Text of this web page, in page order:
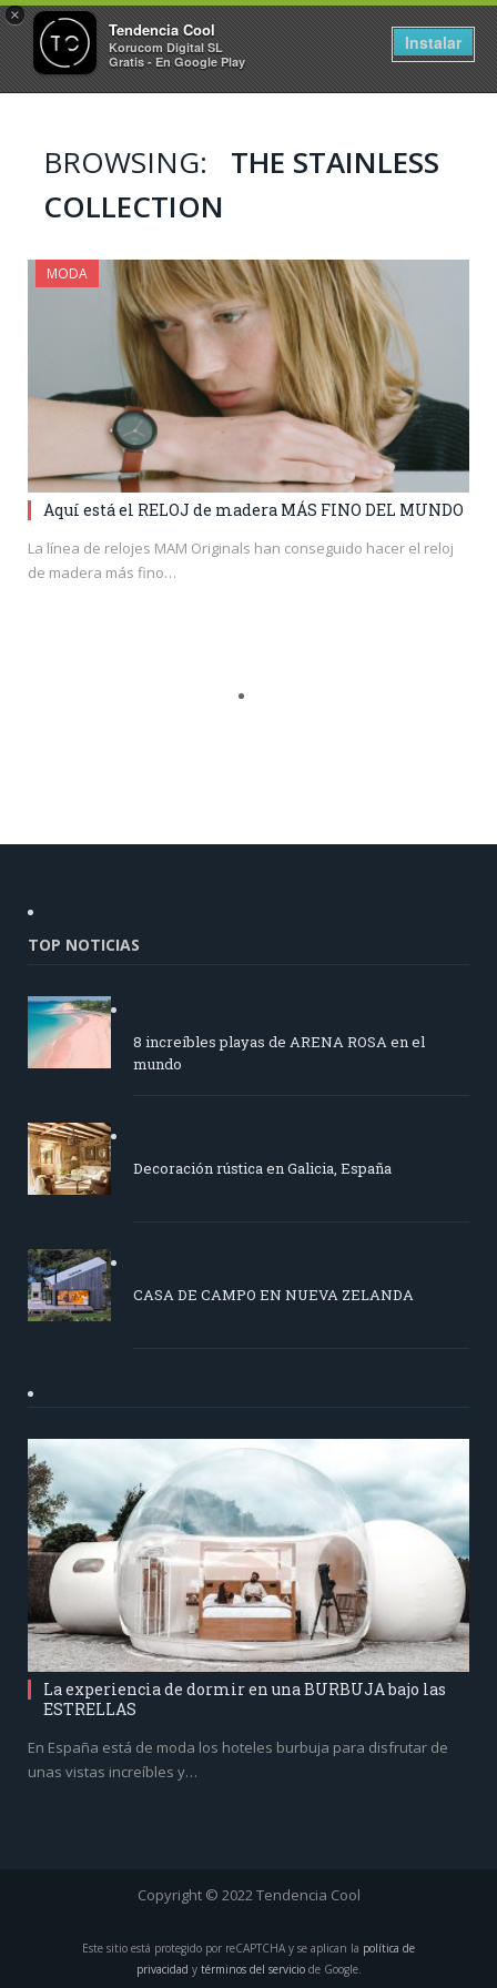
×
Tendencia Cool
Korucom Digital SL
Gratis - En Google Play
Instalar
BROWSING:
THE STAINLESS
COLLECTION
MODA
Aquí está el RELOJ de madera MÁS FINO DEL MUNDO
La línea de relojes MAM Originals han conseguido hacer el reloj
de madera más fino…
TOP NOTICIAS
8 increíbles playas de ARENA ROSA en el
mundo
Decoración rústica en Galicia, España
CASA DE CAMPO EN NUEVA ZELANDA
La experiencia de dormir en una BURBUJA bajo las
ESTRELLAS
En España está de moda los hoteles burbuja para disfrutar de
unas vistas increíbles y…
Copyright © 2022 Tendencia Cool
Este sitio está protegido por reCAPTCHA y se aplican la política de
privacidad y términos del serviciode Google.